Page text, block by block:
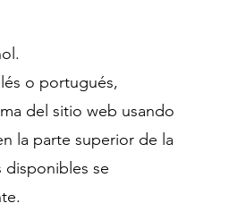
o portugués,
del sitio web usando
la parte superior de la
disponibles se